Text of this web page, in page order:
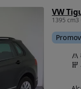
VW
1395 cm3